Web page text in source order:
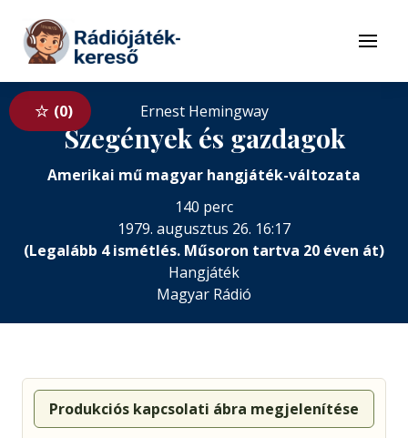
Tovább a tartalomhoz
Menü
0 Ernest Hemingway
Szegények és gazdagok
Amerikai mű magyar hangjáték-változata
140 perc
1979. augusztus 26. 16:17
(Legalább 4 ismétlés. Műsoron tartva 20 éven át)
Hangjáték
Magyar Rádió
Produkciós kapcsolati ábra megjelenítése